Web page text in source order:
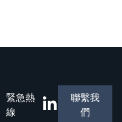
緊急熱
線
聯繫我
們